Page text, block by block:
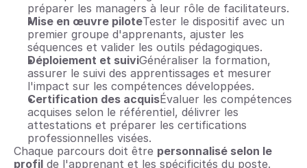
préparer les managers à leur rôle de facilitateurs.
Mise en œuvre piloteTester le dispositif avec un
premier groupe d'apprenants, ajuster les
séquences et valider les outils pédagogiques.
Déploiement et suiviGénéraliser la formation,
assurer le suivi des apprentissages et mesurer
l'impact sur les compétences développées.
Certification des acquisÉvaluer les compétences
acquises selon le référentiel, délivrer les
attestations et préparer les certifications
professionnelles visées.
Chaque parcours doit être personnalisé selon le
profil de l'apprenant et les spécificités du poste.